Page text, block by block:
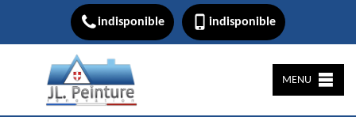
indisponible indisponible
MENU